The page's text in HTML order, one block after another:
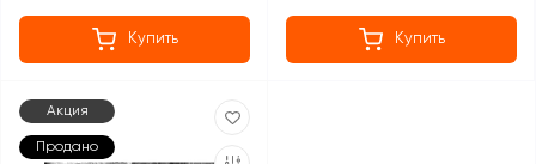
Купить Купить
Акция
Продано